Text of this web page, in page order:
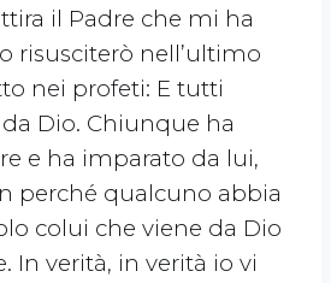
il Padre che mi ha
risusciterò nell’ultimo
nei profeti: E tutti
Dio. Chiunque ha
e ha imparato da lui,
perché qualcuno abbia
colui che viene da Dio
In verità, in verità io vi